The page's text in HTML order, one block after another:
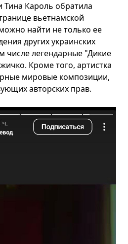
Тина Кароль обратила
вьетнамской
найти не только ее
других украинских
числе легендарные "Дикие
Кроме того, артистка
мировые композиции,
авторских прав.